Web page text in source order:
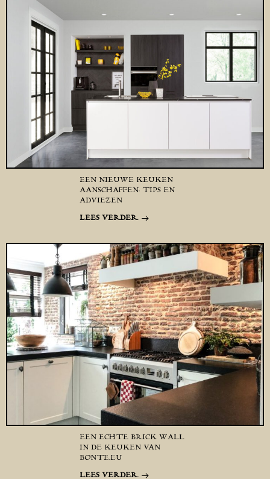
EEN NIEUWE KEUKEN
AANSCHAFFEN: TIPS EN
ADVIEZEN
LEES VERDER
EEN ECHTE BRICK WALL
IN DE KEUKEN VAN
BONTE.EU
LEES VERDER